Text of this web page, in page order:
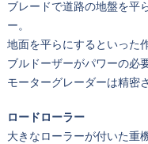
ブレードで道路の地盤を平
ー。
地面を平らにするといった
ブルドーザーがパワーの必
モーターグレーダーは精密
ロードローラー
大きなローラーが付いた重